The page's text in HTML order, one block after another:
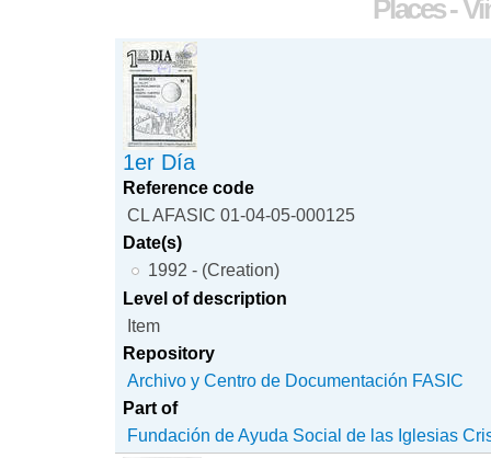
Places -
1er Día
Reference code
CL AFASIC 01-04-05-000125
Date(s)
1992 - (Creation)
Level of description
Item
Repository
Archivo y Centro de Documentación FASIC
Part of
Fundación de Ayuda Social de las Iglesias